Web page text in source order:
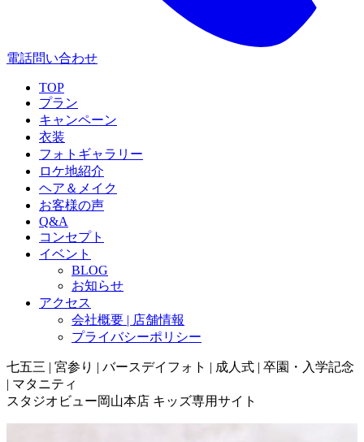
電話問い合わせ
TOP
プラン
キャンペーン
衣装
フォトギャラリー
ロケ地紹介
ヘア＆メイク
お客様の声
Q&A
コンセプト
イベント
BLOG
お知らせ
アクセス
会社概要 | 店舗情報
プライバシーポリシー
七五三 | 宮参り | バースデイフォト | 成人式 | 卒園・入学記念
| マタニティ
スタジオビュー岡山本店 キッズ専用サイト